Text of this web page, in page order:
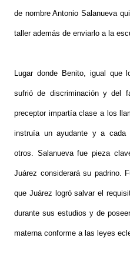
de nombre Antonio Salanueva
taller además de enviarlo a la
Lugar donde Benito, igual que
sufrió de discriminación y del
preceptor impartía clase a los
instruía un ayudante y a cada
otros. Salanueva fue pieza
Juárez considerará su padrino.
que Juárez logró salvar el
durante sus estudios y de
materna conforme a las leyes